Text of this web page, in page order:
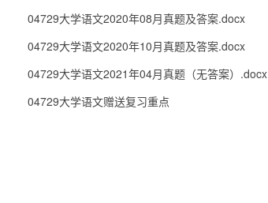
04729大学语文2020年08月真题及答案.docx
04729大学语文2020年10月真题及答案.docx
04729大学语文2021年04月真题（无答案）.docx
04729大学语文赠送复习重点